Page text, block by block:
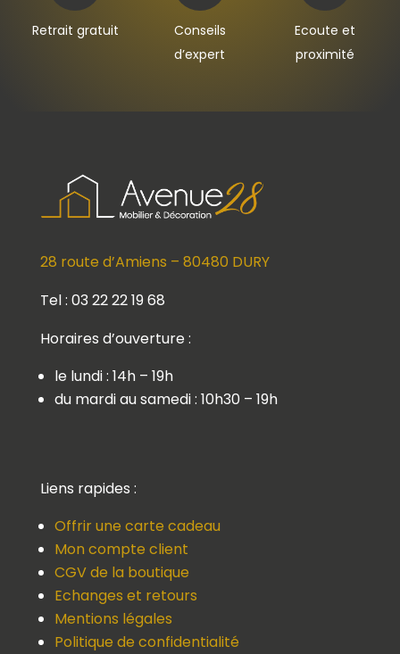
Retrait gratuit
Conseils
d’expert
Ecoute et
proximité
28 route d’Amiens – 80480 DURY
Tel : 03 22 22 19 68
Horaires d’ouverture :
le lundi : 14h – 19h
du mardi au samedi : 10h30 – 19h
Liens rapides :
Offrir une carte cadeau
Mon compte client
CGV de la boutique
Echanges et retours
Mentions légales
Politique de confidentialité